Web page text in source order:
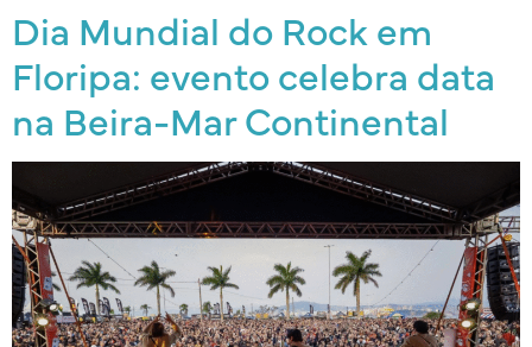
Dia Mundial do Rock em
Floripa: evento celebra data
na Beira-Mar Continental